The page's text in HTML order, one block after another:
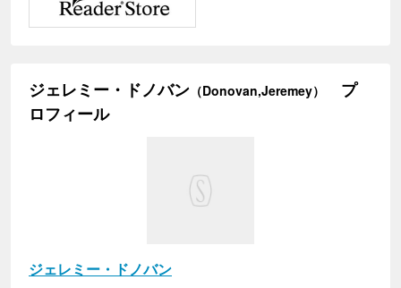
ジェレミー・ドノバン （Donovan,Jeremey）
プ
ロフィール
ジェレミー・ドノバン